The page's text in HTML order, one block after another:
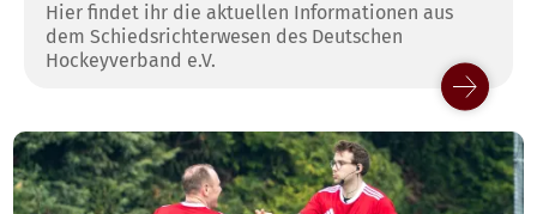
Hier findet ihr die aktuellen Informationen aus
dem Schiedsrichterwesen des Deutschen
Hockeyverband e.V.